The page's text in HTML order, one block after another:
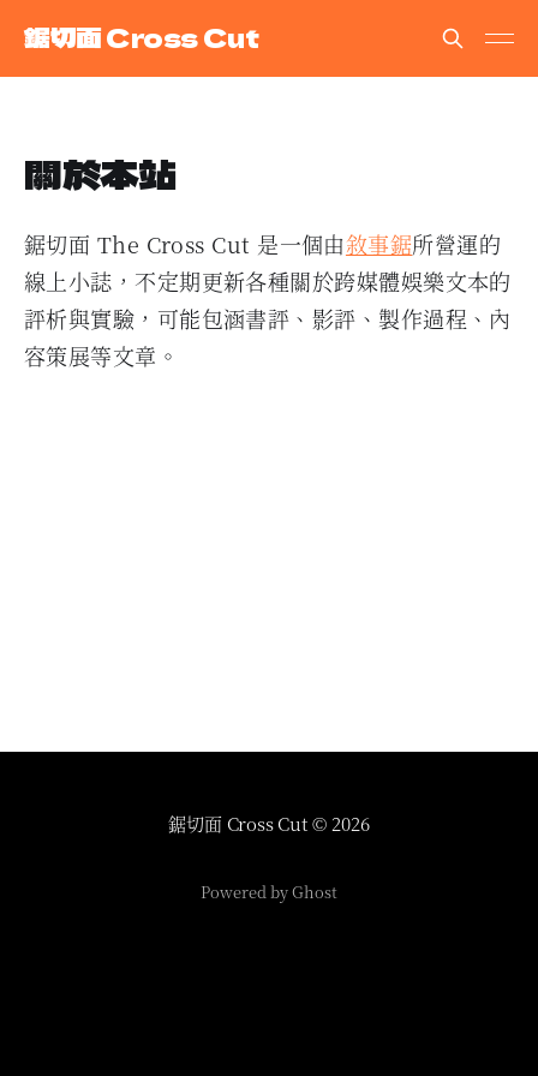
鋸切面 Cross Cut
關於本站
鋸切面 The Cross Cut 是一個由敘事鋸所營運的
線上小誌，不定期更新各種關於跨媒體娛樂文本的
評析與實驗，可能包涵書評、影評、製作過程、內
容策展等文章。
鋸切面 Cross Cut© 2026
Powered by Ghost